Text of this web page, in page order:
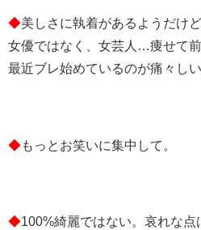
◆美しさに執着があるようだけど
女優ではなく、女芸人…痩せて前
最近ブレ始めているのが痛々しい
◆もっとお笑いに集中して。
◆100%綺麗ではない。哀れな点